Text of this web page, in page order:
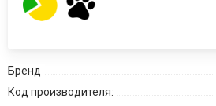
Бренд
Код производителя: